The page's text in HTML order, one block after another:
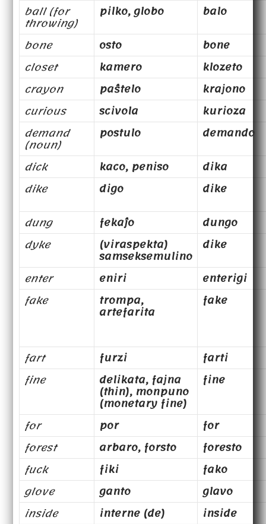
ball (for
throwing)
pilko, globo
balo
bone
osto
bone
closet
kamero
klozeto
crayon
paŝtelo
krajono
curious
scivola
kurioza
demand
(noun)
postulo
demando
dick
kaco, peniso
dika
dike
digo
dike
dung
fekaĵo
dungo
dyke
(viraspekta)
samseksemulino
dike
enter
eniri
enterigi
fake
trompa,
artefarita
fake
fart furzi
farti
fine
delikata, fajna
(thin), monpuno
(monetary fine)
fine
for por
for
forest
arbaro, forsto
foresto
fuck
fiki
fako
glove
ganto
glavo
inside
interne (de)
inside